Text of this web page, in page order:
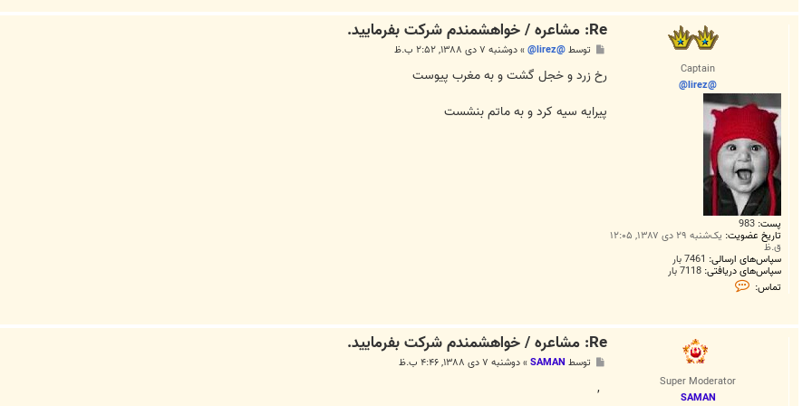
k
i
Captain
@lirez@
پست: 983
تاریخ عضویت: یک‌شنبه ۲۹ دی ۱۳۸۷, ۱۲:۰۵
ق.ظ
سپاس‌های ارسالی: 7461 بار
سپاس‌های دریافتی: 7118 بار
تماس:
ت
@
e
z
Re: مشاعره / خواهشمندم شرکت بفرماييد.
ت
توسط@lirez@
»دوشنبه ۷ دی ۱۳۸۸, ۲:۵۲ ب.ظ
رخ زرد و خجل گشت و به مغرب پیوست
پیرایه سیه کرد و به ماتم بنشست
Super Moderator
SAMAN
Re: مشاعره / خواهشمندم شرکت بفرماييد.
توسط SAMAN
»دوشنبه ۷ دی ۱۳۸۸, ۴:۴۶ ب.ظ
,